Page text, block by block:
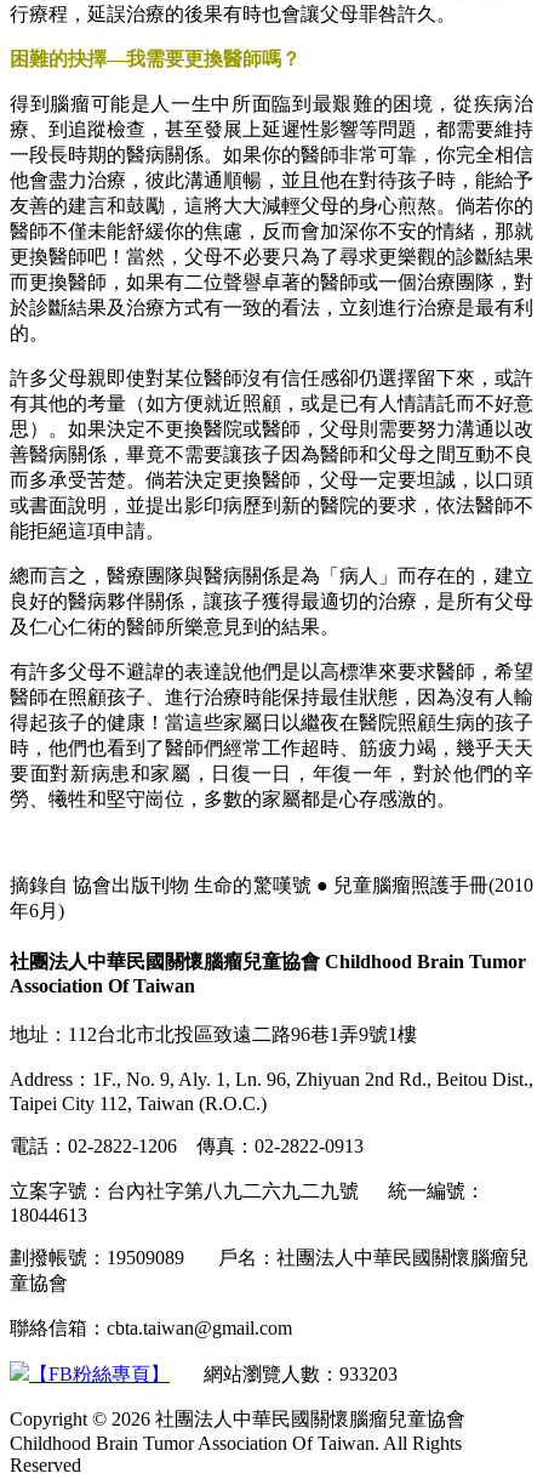
行療程，延誤治療的後果有時也會讓父母罪咎許久。
困難的抉擇—我需要更換醫師嗎？
得到腦瘤可能是人一生中所面臨到最艱難的困境，從疾病治
療、到追蹤檢查，甚至發展上延遲性影響等問題，都需要維持
一段長時期的醫病關係。如果你的醫師非常可靠，你完全相信
他會盡力治療，彼此溝通順暢，並且他在對待孩子時，能給予
友善的建言和鼓勵，這將大大減輕父母的身心煎熬。倘若你的
醫師不僅未能舒緩你的焦慮，反而會加深你不安的情緒，那就
更換醫師吧！當然，父母不必要只為了尋求更樂觀的診斷結果
而更換醫師，如果有二位聲譽卓著的醫師或一個治療團隊，對
於診斷結果及治療方式有一致的看法，立刻進行治療是最有利
的。
許多父母親即使對某位醫師沒有信任感卻仍選擇留下來，或許
有其他的考量（如方便就近照顧，或是已有人情請託而不好意
思）。如果決定不更換醫院或醫師，父母則需要努力溝通以改
善醫病關係，畢竟不需要讓孩子因為醫師和父母之間互動不良
而多承受苦楚。倘若決定更換醫師，父母一定要坦誠，以口頭
或書面說明，並提出影印病歷到新的醫院的要求，依法醫師不
能拒絕這項申請。
總而言之，醫療團隊與醫病關係是為「病人」而存在的，建立
良好的醫病夥伴關係，讓孩子獲得最適切的治療，是所有父母
及仁心仁術的醫師所樂意見到的結果。
有許多父母不避諱的表達說他們是以高標準來要求醫師，希望
醫師在照顧孩子、進行治療時能保持最佳狀態，因為沒有人輸
得起孩子的健康！當這些家屬日以繼夜在醫院照顧生病的孩子
時，他們也看到了醫師們經常工作超時、筋疲力竭，幾乎天天
要面對新病患和家屬，日復一日，年復一年，對於他們的辛
勞、犧牲和堅守崗位，多數的家屬都是心存感激的。
摘錄自 協會出版刊物 生命的驚嘆號 ● 兒童腦瘤照護手冊(2010
年6月)
社團法人中華民國關懷腦瘤兒童協會 Childhood Brain Tumor
Association Of Taiwan
地址：112台北市北投區致遠二路96巷1弄9號1樓
Address：1F., No. 9, Aly. 1, Ln. 96, Zhiyuan 2nd Rd., Beitou Dist.,
Taipei City 112, Taiwan (R.O.C.)
電話：02-2822-1206 傳真：02-2822-0913
立案字號：台內社字第八九二六九二九號 統一編號：
18044613
劃撥帳號：19509089 戶名：社團法人中華民國關懷腦瘤兒
童協會
聯絡信箱：cbta.taiwan@gmail.com
【FB粉絲專頁】 網站瀏覽人數：933203
Copyright © 2026 社團法人中華民國關懷腦瘤兒童協會
Childhood Brain Tumor Association Of Taiwan. All Rights
Reserved